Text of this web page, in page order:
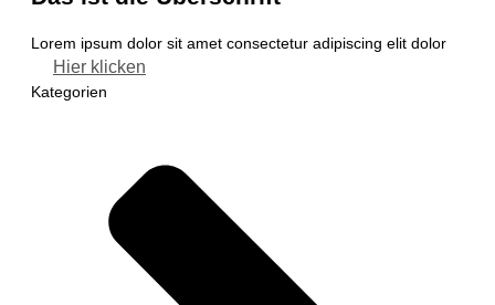
Lorem ipsum dolor sit amet consectetur adipiscing elit dolor
Hier klicken
Kategorien